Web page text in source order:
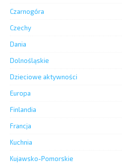
Czarnogóra
Czechy
Dania
Dolnośląskie
Dzieciowe aktywności
Europa
Finlandia
Francja
Kuchnia
Kujawsko-Pomorskie